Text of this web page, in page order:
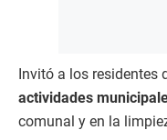
Invitó a los residentes
actividades
comunal y en la